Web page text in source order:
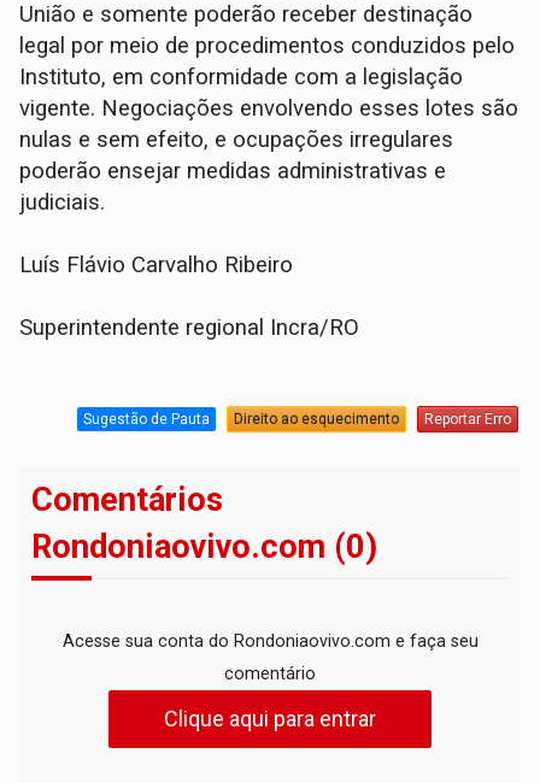
União e somente poderão receber destinação
legal por meio de procedimentos conduzidos pelo
Instituto, em conformidade com a legislação
vigente. Negociações envolvendo esses lotes são
nulas e sem efeito, e ocupações irregulares
poderão ensejar medidas administrativas e
judiciais.
Luís Flávio Carvalho Ribeiro
Superintendente regional Incra/RO
Sugestão de Pauta Direito ao esquecimento Reportar Erro
Comentários
Rondoniaovivo.com (0)
Acesse sua conta do Rondoniaovivo.com e faça seu
comentário
Clique aqui para entrar